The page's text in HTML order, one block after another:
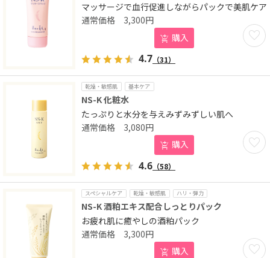
マッサージで血行促進しながらパックで美肌ケア
お気
3,300円
購入
4.7 （31）
乾燥・敏感肌 基本ケア
NS-K 化粧水
たっぷりと水分を与えみずみずしい肌へ
お気
3,080円
購入
4.6 （58）
スペシャルケア 乾燥・敏感肌 ハリ・弾力
NS-K 酒粕エキス配合しっとりパック
お疲れ肌に癒やしの酒粕パック
お気
3,300円
購入